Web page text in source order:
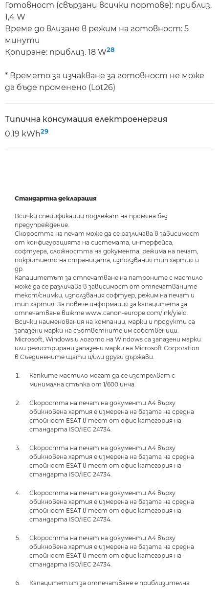
Готовност (свързани всички портове): приблиз.
1,4 W
Време до влизане в режим на готовност: 5
минути
Копиране: приблиз. 18 W28
* Времето за изчакване за готовност не може
да бъде променено (Lot26)
Типична консумация електроенергия
0,19 kWh29
Стандартна декларация
Всички спецификации подлежат на промяна без
предупреждение.
Скоростта на печат може да се различава в зависимост
от конфигурацията на системата, интерфейса,
софтуера, сложността на документа, режима на печат,
покритието на страницата, използвания тип хартия и
др.
Капацитетът за отпечатване на патроните с мастило
може да се различава в зависимост от отпечатваните
текст/снимки, използвания софтуер, режим на печат и
тип хартия. За повече информация за капацитета за
отпечатване вижте www.canon-europe.com/ink/yield.
Всички наименования на компании, марки и продукти са
запазени марки на съответните им собственици.
Microsoft, Windows и логото на Windows са запазени марки
или регистрирани запазени марки на Microsoft Corporation
в Съединените щати и/или други държави.
Капките мастило могат да се изстрелват с
минимална стъпка от 1/600 инча.
Скоростта на печат на документи А4 върху
обикновена хартия е измерена на базата на средна
стойност ESAT в тест от офис категория на
стандарта ISO/IEC 24734.
Скоростта на печат на документи А4 върху
обикновена хартия е измерена на базата на средна
стойност ESAT в тест от офис категория на
стандарта ISO/IEC 24734.
Скоростта на печат на документи А4 върху
обикновена хартия е измерена на базата на средна
стойност ESAT в тест от офис категория на
стандарта ISO/IEC 24734.
Скоростта на печат на документи А4 върху
обикновена хартия е измерена на базата на средна
стойност ESAT в тест от офис категория на
стандарта ISO/IEC 24734.
Капацитетът за отпечатване е приблизителна